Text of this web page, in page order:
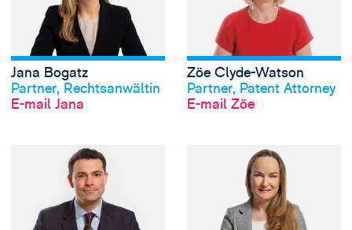
Jana Bogatz
Partner, Rechtsanwältin
E-mail Jana
Profil anschauen
Zöe Clyde-Watson
Partner, Patent Attorney
E-mail Zöe
View Matthew